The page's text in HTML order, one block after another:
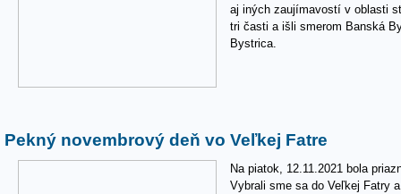
aj iných zaujímavostí v oblasti
tri časti a išli smerom Banská
Bystrica.
Pekný novembrový deň vo Veľkej Fatre
Na piatok, 12.11.2021 bola
Vybrali sme sa do Veľkej Fatry